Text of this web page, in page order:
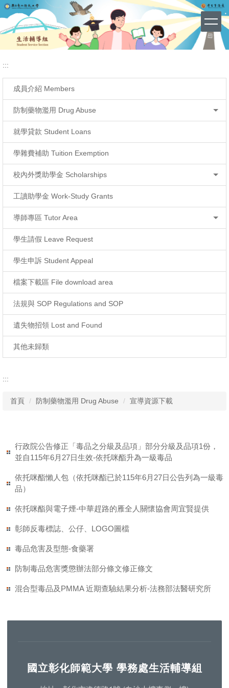
跳
到
主
內
宣導資源下載
網站導覽 (Site Map)
:::
成員介紹 Members
防制藥物濫用 Drug Abuse
就學貸款 Student Loans
學雜費補助 Tuition Exemption
校內外獎助學金 Scholarships
工讀助學金 Work-Study Grants
導師專區 Tutor Area
學生請假 Leave Request
學生申訴 Student Appeal
檔案下載區 File download area
法規與 SOP Regulations and SOP
遺失物招領 Lost and Found
其他未歸類
:::
首頁 防制藥物濫用 Drug Abuse 宣導資源下載
行政院公告修正「毒品之分級及品項」部分分級及品項1份，
並自115年6月27日生效-依托咪酯升為一級毒品
依托咪酯懶人包（依托咪酯已於115年6月27日公告列為一級毒
品）
依托咪酯與電⼦煙-中華趕路的雁全人關懷協會周宜賢提供
彰師反毒標誌、公仔、LOGO圖檔
毒品危害及型態-食藥署
防制毒品危害獎懲辦法部分條文修正條文
混合型毒品及PMMA 近期查驗結果分析-法務部法醫研究所
國立彰化師範大學 學務處生活輔導組